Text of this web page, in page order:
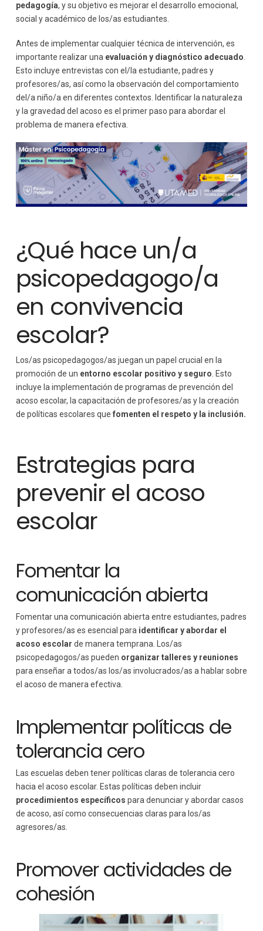
pedagogía, y su objetivo es mejorar el desarrollo emocional,
social y académico de los/as estudiantes.
Antes de implementar cualquier técnica de intervención, es
importante realizar una evaluación y diagnóstico adecuado
Esto incluye entrevistas con el/la estudiante, padres y
profesores/as, así como la observación del comportamiento
del/a niño/a en diferentes contextos. Identificar la naturaleza
y la gravedad del acoso es el primer paso para abordar el
problema de manera efectiva.
¿Qué hace un/a
psicopedagogo/a
en convivencia
escolar?
Los/as psicopedagogos/as juegan un papel crucial en la
promoción de un entorno escolar positivo y seguro . Esto
incluye la implementación de programas de prevención del
acoso escolar, la capacitación de profesores/as y la creación
de políticas escolares que fomenten el respeto y la inclusión.
Estrategias para
prevenir el acoso
escolar
Fomentar la
comunicación abierta
Fomentar una comunicación abierta entre estudiantes, padres
y profesores/as es esencial para identificar y abordar el
acoso escolar de manera temprana. Los/as
psicopedagogos/as pueden organizar talleres y reuniones
para enseñar a todos/as los/as involucrados/as a hablar sobre
el acoso de manera efectiva.
Implementar políticas de
tolerancia cero
Las escuelas deben tener políticas claras de tolerancia cero
hacia el acoso escolar. Estas políticas deben incluir
procedimientos específicos para denunciar y abordar casos
de acoso, así como consecuencias claras para los/as
agresores/as.
Promover actividades de
cohesión